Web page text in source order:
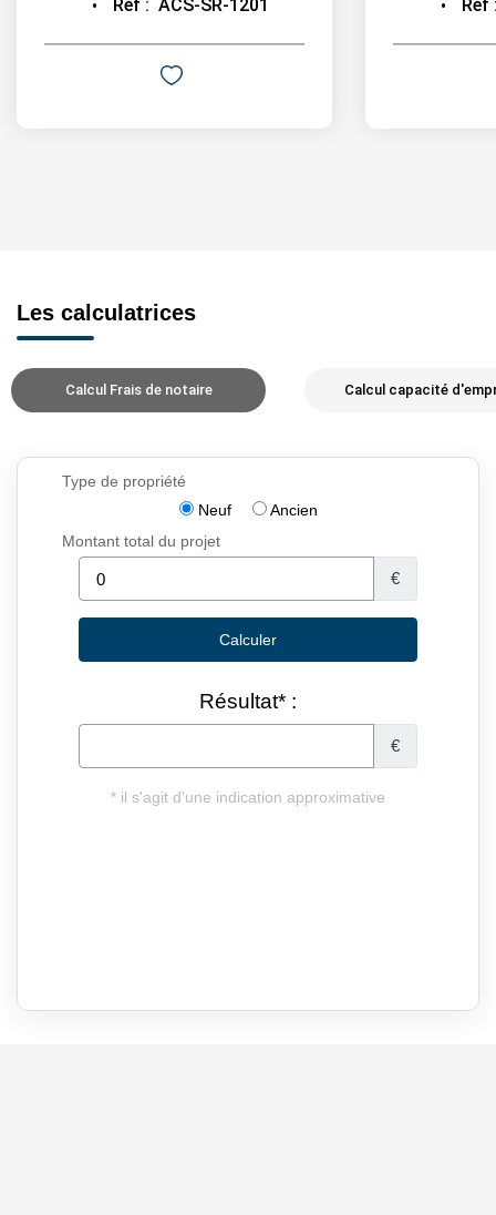
Réf : ACS-SR-1201
Réf
Les calculatrices
Calcul Frais de notaire Calcul capacité